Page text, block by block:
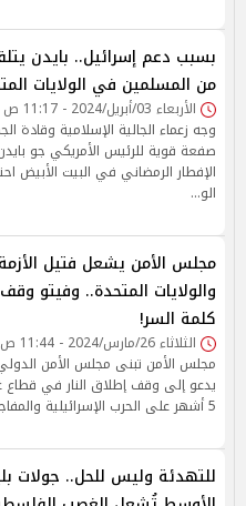
بسبب دعم إسرائيل.. بايدن
من المسلمين في الولايات
الأربعاء 03/أبريل/2024 - 11:17 ص
وجه زعماء الجالية الإسلامية وقادة
صفعة قوية للرئيس الأمريكي جو
الإفطار الرمضاني في البيت الأبيض
الو…
مجلس الأمن يشعل فتيل
والولايات المتحدة.. وفيتو
كلمة السر!
الثلاثاء 26/مارس/2024 - 11:44 ص
مجلس الأمن تبنى مجلس الأمن الدولي
يدعو إلى وقف إطلاق النار في قطاع
5 أشهر على الحرب الإسرائيلية والمفاجأة أن الولايات…
للتهدئة وليس للحل.. جولات